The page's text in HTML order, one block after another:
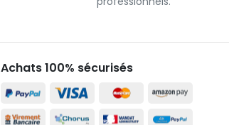
Achats 100% sécurisés